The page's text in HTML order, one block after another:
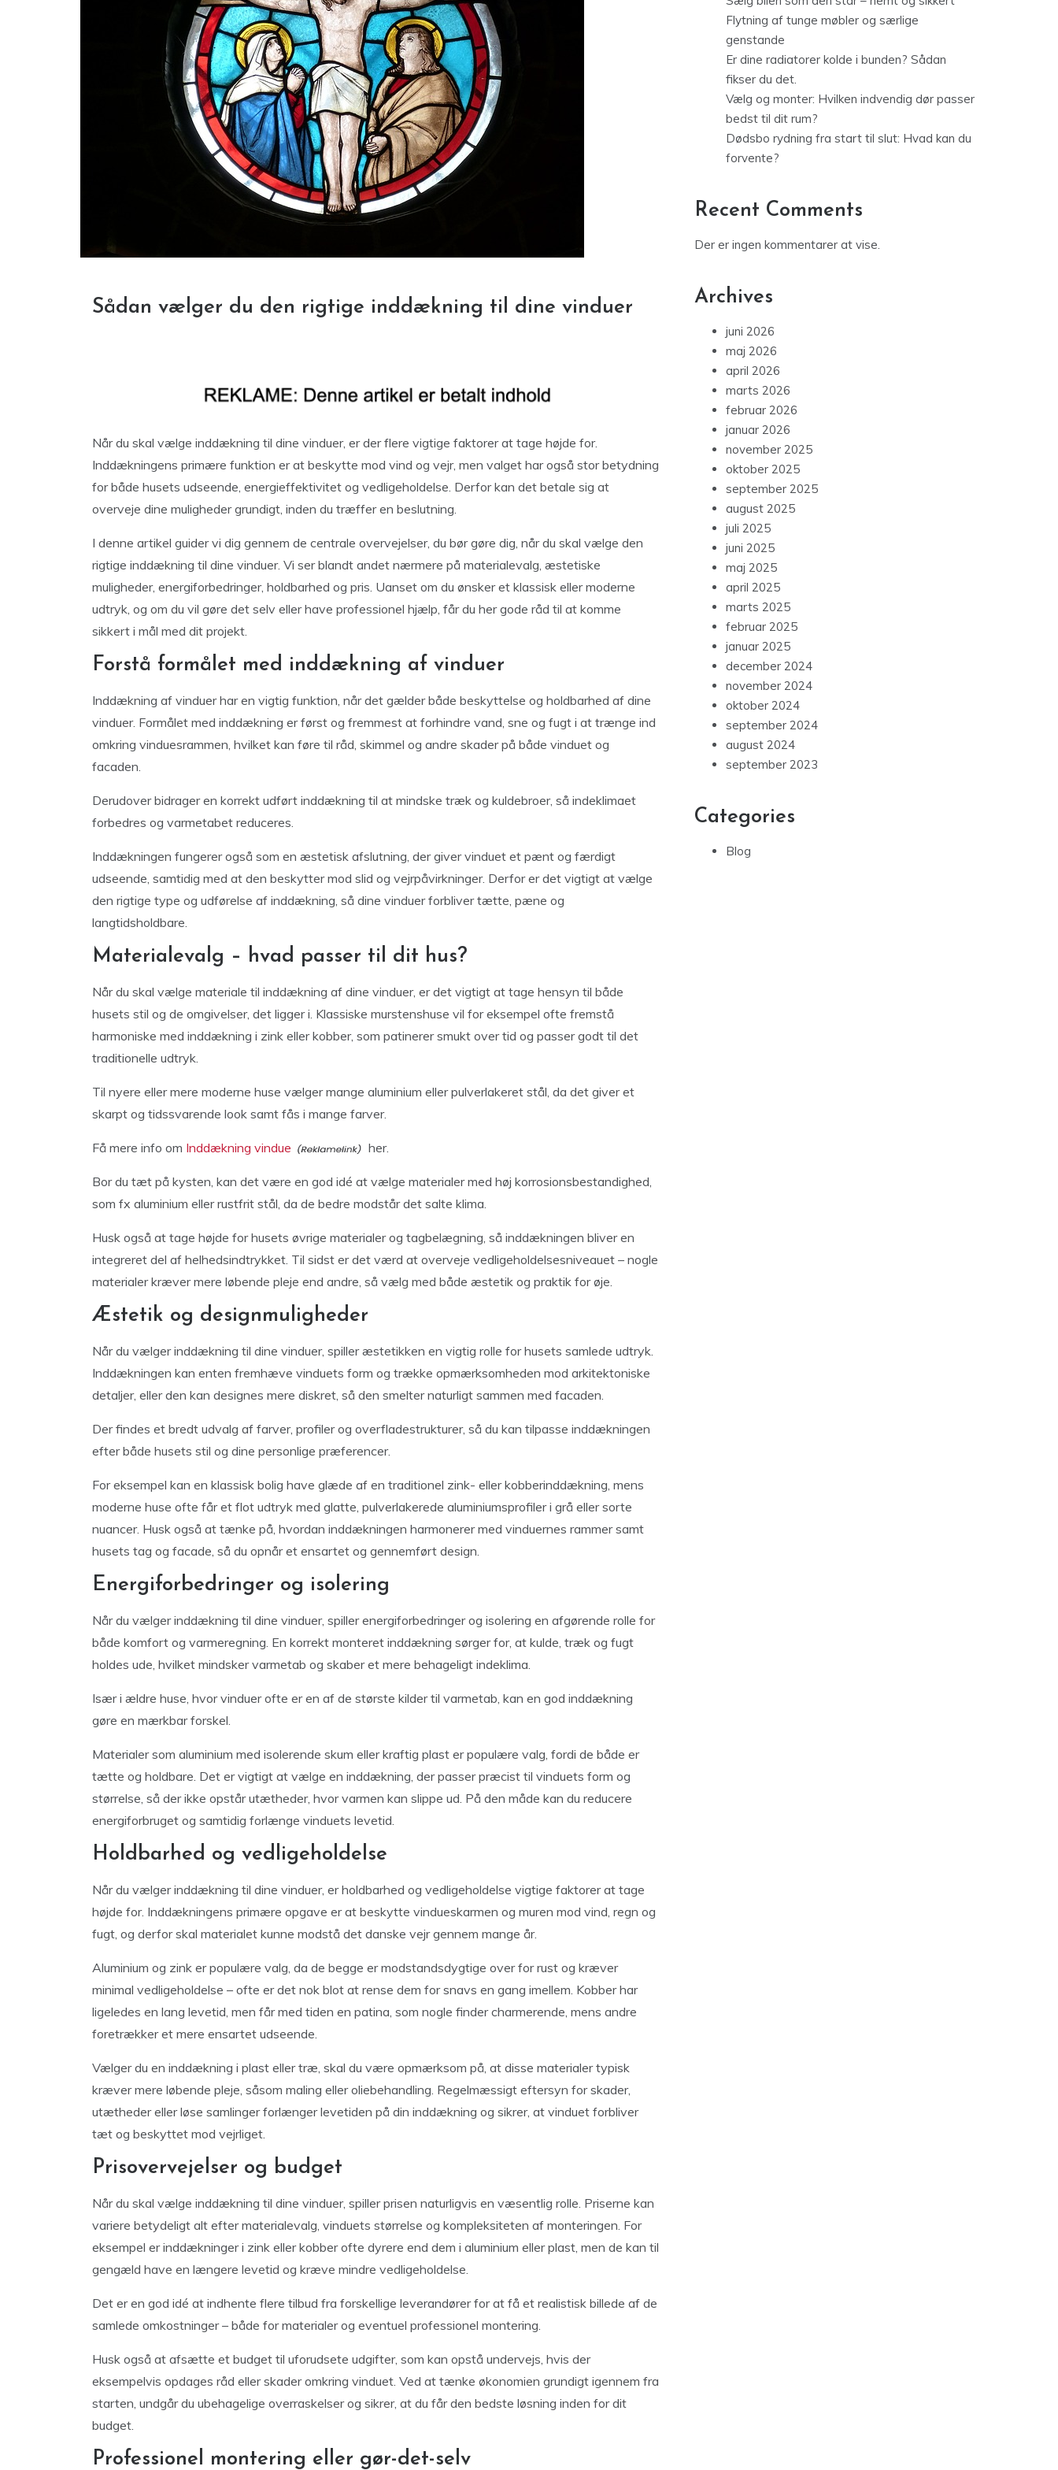
Sådan vælger du den rigtige inddækning til dine vinduer
Når du skal vælge inddækning til dine vinduer, er der flere vigtige faktorer at tage højde for.
Inddækningens primære funktion er at beskytte mod vind og vejr, men valget har også stor betydning
for både husets udseende, energieffektivitet og vedligeholdelse. Derfor kan det betale sig at
overveje dine muligheder grundigt, inden du træffer en beslutning.
I denne artikel guider vi dig gennem de centrale overvejelser, du bør gøre dig, når du skal vælge den
rigtige inddækning til dine vinduer. Vi ser blandt andet nærmere på materialevalg, æstetiske
muligheder, energiforbedringer, holdbarhed og pris. Uanset om du ønsker et klassisk eller moderne
udtryk, og om du vil gøre det selv eller have professionel hjælp, får du her gode råd til at komme
sikkert i mål med dit projekt.
Forstå formålet med inddækning af vinduer
Inddækning af vinduer har en vigtig funktion, når det gælder både beskyttelse og holdbarhed af dine
vinduer. Formålet med inddækning er først og fremmest at forhindre vand, sne og fugt i at trænge ind
omkring vinduesrammen, hvilket kan føre til råd, skimmel og andre skader på både vinduet og
facaden.
Derudover bidrager en korrekt udført inddækning til at mindske træk og kuldebroer, så indeklimaet
forbedres og varmetabet reduceres.
Inddækningen fungerer også som en æstetisk afslutning, der giver vinduet et pænt og færdigt
udseende, samtidig med at den beskytter mod slid og vejrpåvirkninger. Derfor er det vigtigt at vælge
den rigtige type og udførelse af inddækning, så dine vinduer forbliver tætte, pæne og
langtidsholdbare.
Materialevalg – hvad passer til dit hus?
Når du skal vælge materiale til inddækning af dine vinduer, er det vigtigt at tage hensyn til både
husets stil og de omgivelser, det ligger i. Klassiske murstenshuse vil for eksempel ofte fremstå
harmoniske med inddækning i zink eller kobber, som patinerer smukt over tid og passer godt til det
traditionelle udtryk.
Til nyere eller mere moderne huse vælger mange aluminium eller pulverlakeret stål, da det giver et
skarpt og tidssvarende look samt fås i mange farver.
Få mere info om Inddækning vindue her.
Bor du tæt på kysten, kan det være en god idé at vælge materialer med høj korrosionsbestandighed,
som fx aluminium eller rustfrit stål, da de bedre modstår det salte klima.
Husk også at tage højde for husets øvrige materialer og tagbelægning, så inddækningen bliver en
integreret del af helhedsindtrykket. Til sidst er det værd at overveje vedligeholdelsesniveauet – nogle
materialer kræver mere løbende pleje end andre, så vælg med både æstetik og praktik for øje.
Æstetik og designmuligheder
Når du vælger inddækning til dine vinduer, spiller æstetikken en vigtig rolle for husets samlede udtryk.
Inddækningen kan enten fremhæve vinduets form og trække opmærksomheden mod arkitektoniske
detaljer, eller den kan designes mere diskret, så den smelter naturligt sammen med facaden.
Der findes et bredt udvalg af farver, profiler og overfladestrukturer, så du kan tilpasse inddækningen
efter både husets stil og dine personlige præferencer.
For eksempel kan en klassisk bolig have glæde af en traditionel zink- eller kobberinddækning, mens
moderne huse ofte får et flot udtryk med glatte, pulverlakerede aluminiumsprofiler i grå eller sorte
nuancer. Husk også at tænke på, hvordan inddækningen harmonerer med vinduernes rammer samt
husets tag og facade, så du opnår et ensartet og gennemført design.
Energiforbedringer og isolering
Når du vælger inddækning til dine vinduer, spiller energiforbedringer og isolering en afgørende rolle for
både komfort og varmeregning. En korrekt monteret inddækning sørger for, at kulde, træk og fugt
holdes ude, hvilket mindsker varmetab og skaber et mere behageligt indeklima.
Især i ældre huse, hvor vinduer ofte er en af de største kilder til varmetab, kan en god inddækning
gøre en mærkbar forskel.
Materialer som aluminium med isolerende skum eller kraftig plast er populære valg, fordi de både er
tætte og holdbare. Det er vigtigt at vælge en inddækning, der passer præcist til vinduets form og
størrelse, så der ikke opstår utætheder, hvor varmen kan slippe ud. På den måde kan du reducere
energiforbruget og samtidig forlænge vinduets levetid.
Holdbarhed og vedligeholdelse
Når du vælger inddækning til dine vinduer, er holdbarhed og vedligeholdelse vigtige faktorer at tage
højde for. Inddækningens primære opgave er at beskytte vindueskarmen og muren mod vind, regn og
fugt, og derfor skal materialet kunne modstå det danske vejr gennem mange år.
Aluminium og zink er populære valg, da de begge er modstandsdygtige over for rust og kræver
minimal vedligeholdelse – ofte er det nok blot at rense dem for snavs en gang imellem. Kobber har
ligeledes en lang levetid, men får med tiden en patina, som nogle finder charmerende, mens andre
foretrækker et mere ensartet udseende.
Vælger du en inddækning i plast eller træ, skal du være opmærksom på, at disse materialer typisk
kræver mere løbende pleje, såsom maling eller oliebehandling. Regelmæssigt eftersyn for skader,
utætheder eller løse samlinger forlænger levetiden på din inddækning og sikrer, at vinduet forbliver
tæt og beskyttet mod vejrliget.
Prisovervejelser og budget
Når du skal vælge inddækning til dine vinduer, spiller prisen naturligvis en væsentlig rolle. Priserne kan
variere betydeligt alt efter materialevalg, vinduets størrelse og kompleksiteten af monteringen. For
eksempel er inddækninger i zink eller kobber ofte dyrere end dem i aluminium eller plast, men de kan til
gengæld have en længere levetid og kræve mindre vedligeholdelse.
Det er en god idé at indhente flere tilbud fra forskellige leverandører for at få et realistisk billede af de
samlede omkostninger – både for materialer og eventuel professionel montering.
Husk også at afsætte et budget til uforudsete udgifter, som kan opstå undervejs, hvis der
eksempelvis opdages råd eller skader omkring vinduet. Ved at tænke økonomien grundigt igennem fra
starten, undgår du ubehagelige overraskelser og sikrer, at du får den bedste løsning inden for dit
budget.
Professionel montering eller gør-det-selv
Flytning af tunge møbler og særlige
genstande
Er dine radiatorer kolde i bunden? Sådan
fikser du det.
Vælg og monter: Hvilken indvendig dør passer
bedst til dit rum?
Dødsbo rydning fra start til slut: Hvad kan du
forvente?
Recent Comments
Der er ingen kommentarer at vise.
Archives
juni 2026
maj 2026
april 2026
marts 2026
februar 2026
januar 2026
november 2025
oktober 2025
september 2025
august 2025
juli 2025
juni 2025
maj 2025
april 2025
marts 2025
februar 2025
januar 2025
december 2024
november 2024
oktober 2024
september 2024
august 2024
september 2023
Categories
Blog